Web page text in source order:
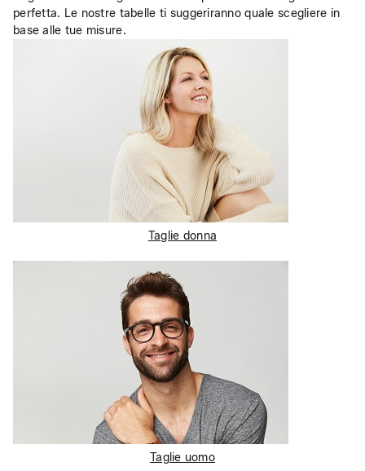
perfetta. Le nostre tabelle ti suggeriranno quale scegliere in
Taglie donna
Taglie uomo